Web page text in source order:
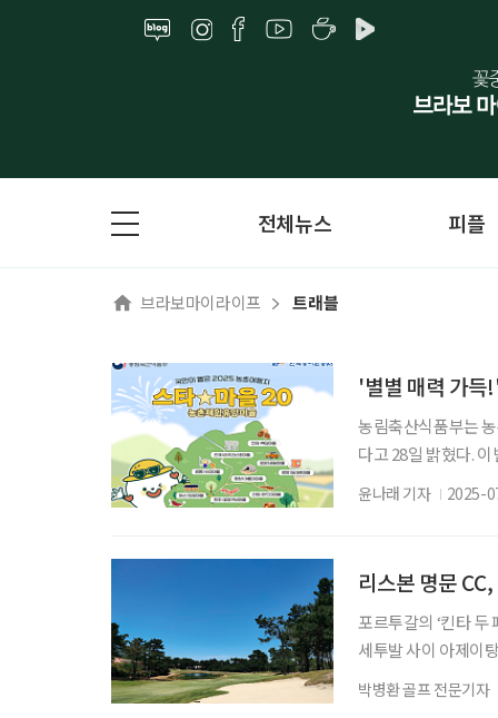
전체뉴스 피플
브라보마이라이프 트래블
'별별 매력 가득
농림축산식품부는
다고 28일 밝혔다.
이 있는 마을을 발
했다. ‘스타마을 20
윤나래 기자 2025-
리스본 명문
포르투갈의 ‘킨타
세투발 사이 아제이
위 안에 드는 명문
품이다. 자연 친화
박병환 골프 전문기자